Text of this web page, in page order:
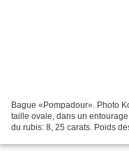
Bague «Pompadour». Photo
taille ovale, dans un
du rubis: 8, 25 carats. Poids